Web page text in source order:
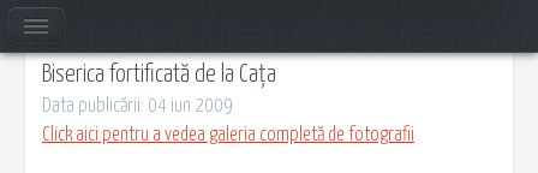
Biserica fortificată de la Cața
Data publicării: 04 iun 2009
Click aici pentru a vedea galeria completă de fotografii